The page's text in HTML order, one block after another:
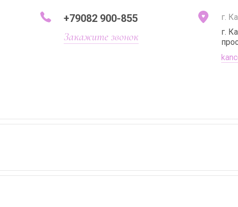
+79082 900-855
Закажите звонок
г.
г.